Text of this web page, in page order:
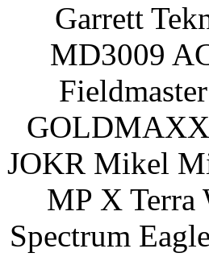
Garrett
MD3009
JOKR Mikel
MP X
Spectrum